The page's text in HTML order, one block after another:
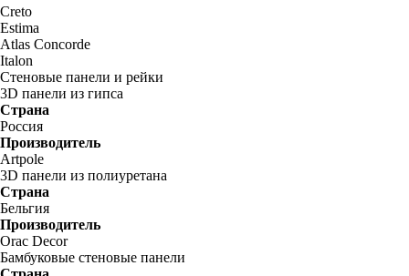
Creto
Estima
Atlas Concorde
Italon
Стеновые панели и рейки
3D панели из гипса
Страна
Россия
Производитель
Artpole
3D панели из полиуретана
Страна
Бельгия
Производитель
Orac Decor
Бамбуковые стеновые панели